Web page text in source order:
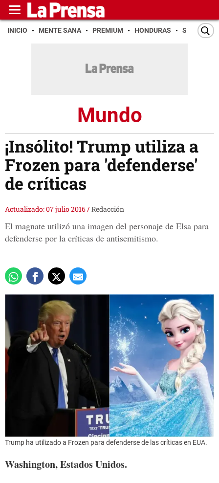
INICIO MENTE SANA PREMIUM HONDURAS SAN PEDRO
Mundo
¡Insólito! Trump utiliza a
Frozen para 'defenderse'
de críticas
Actualizado: 07 julio 2016/Redacción
El magnate utilizó una imagen del personaje de Elsa para
defenderse por la críticas de antisemitismo.
Trump ha utilizado a Frozen para defenderse de las críticas en EUA.
Washington, Estados Unidos.